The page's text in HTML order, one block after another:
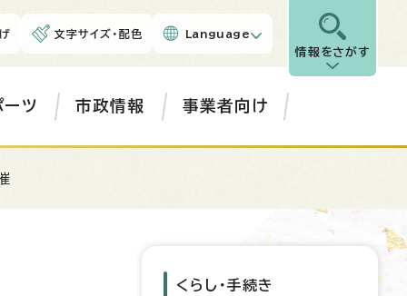
文字サイズ・配色 Language
情報をさがす
ーツ 市政情報 事業者向け
くらし・手続き